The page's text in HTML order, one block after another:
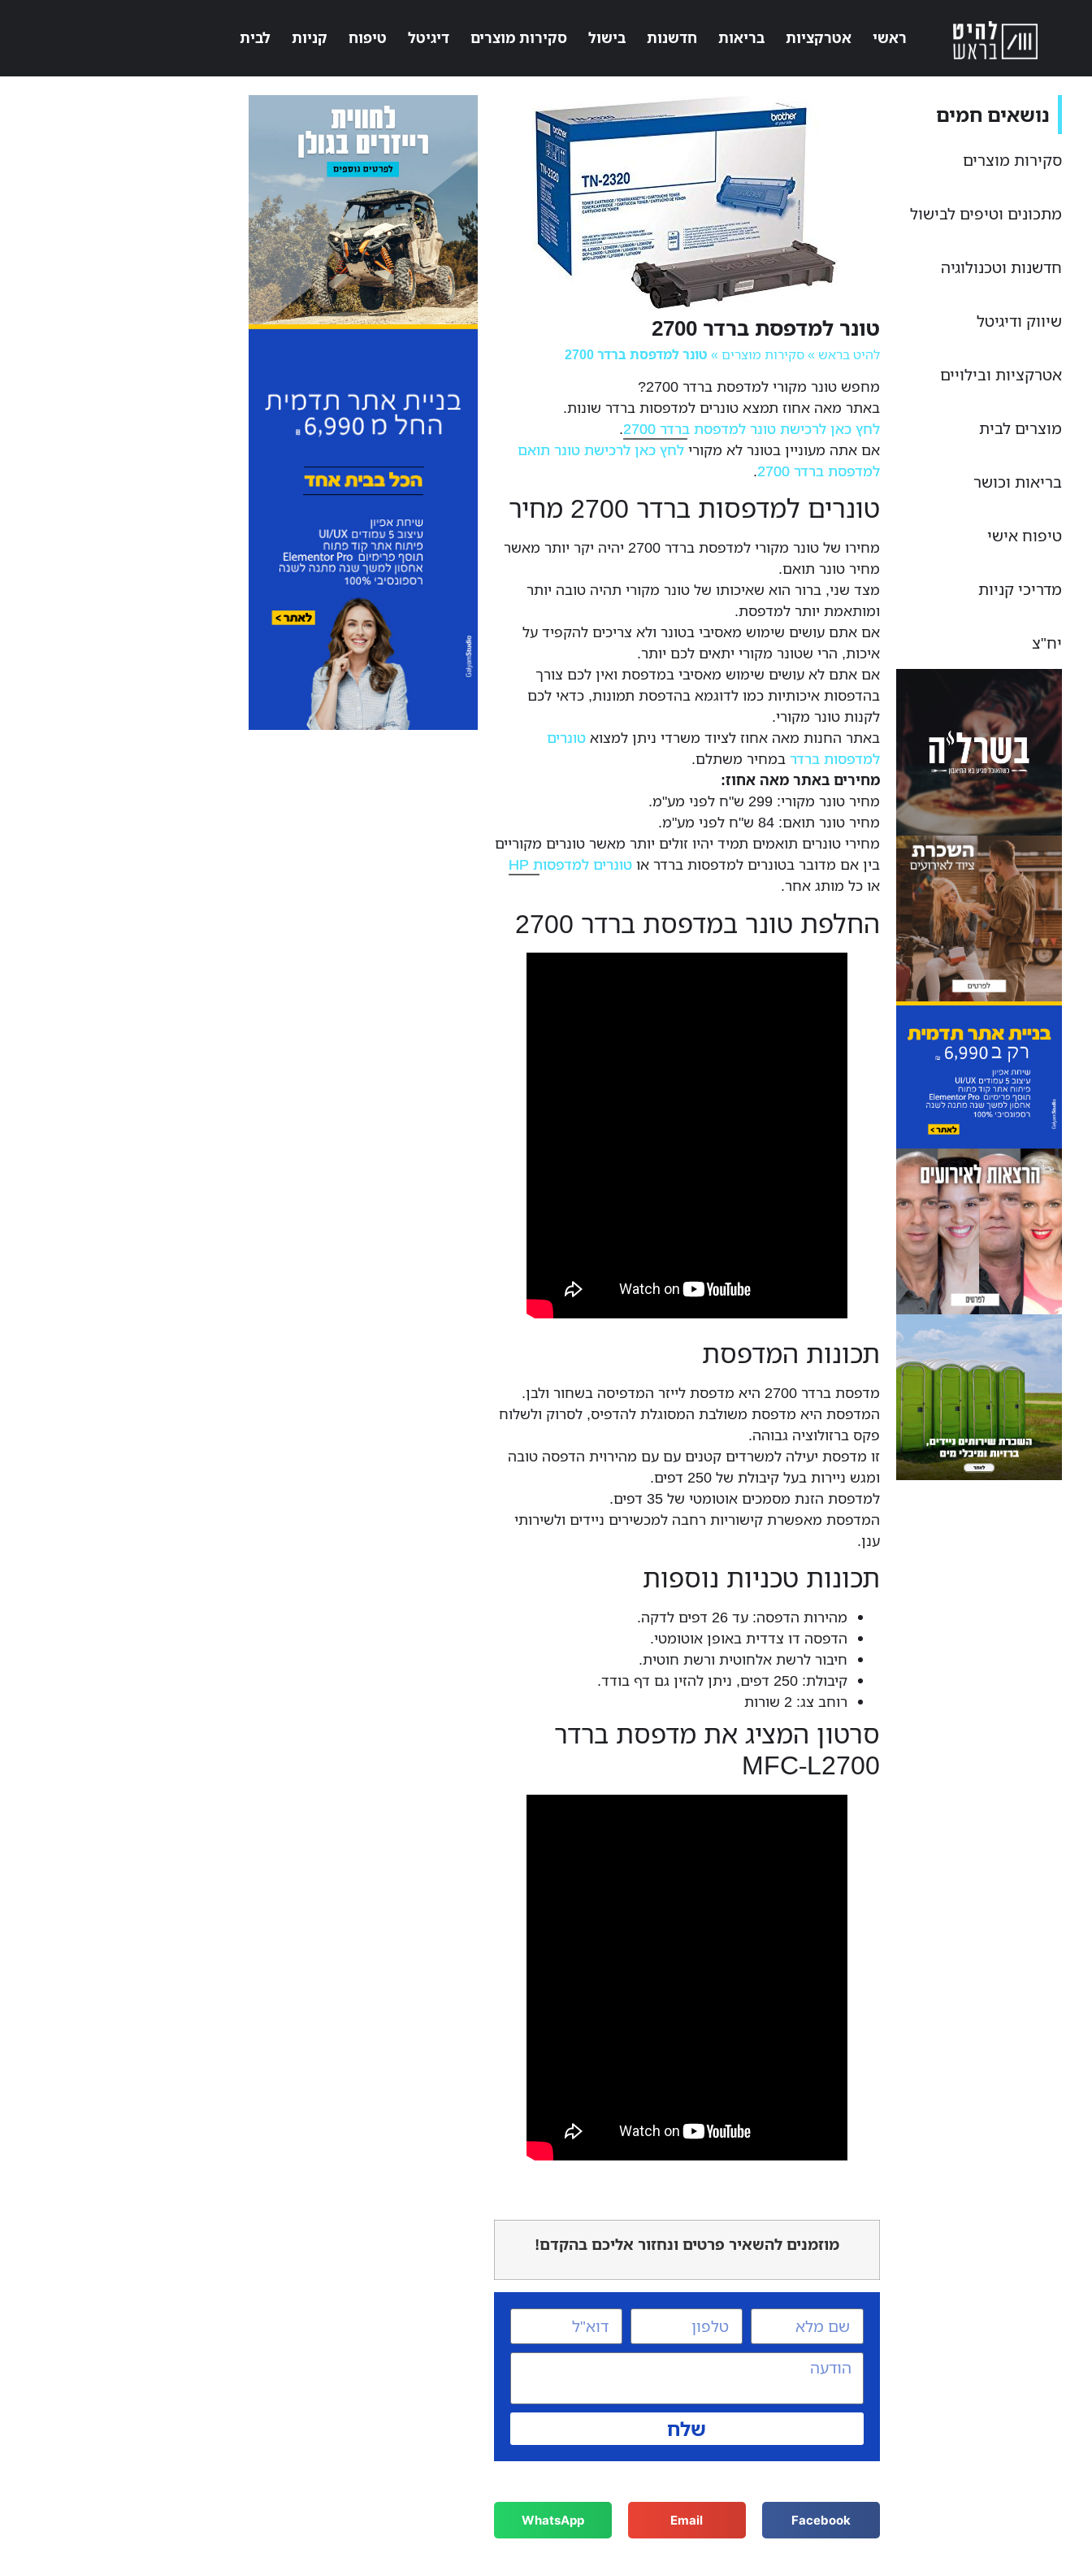
ראשי אטרקציות בריאות חדשנות בישול סקירות מוצרים דיגיטל טיפוח קניות לבית
נושאים חמים
סקירות מוצרים
מתכונים וטיפים לבישול
חדשנות וטכנולוגיה
שיווק ודיגיטל
אטרקציות ובילויים
מוצרים לבית
בריאות וכושר
טיפוח אישי
מדריכי קניות
יח"צ
טונר למדפסת ברדר 2700
להיט בראש »סקירות מוצרים » טונר למדפסת ברדר 2700
מחפש טונר מקורי למדפסת ברדר 2700?
באתר מאה אחוז תמצא טונרים למדפסות ברדר שונות.
לחץ כאן לרכישת טונר למדפסת ברדר 2700
.
אם אתה מעוניין בטונר לא מקורילחץ כאן לרכישת טונר תואם
למדפסת ברדר 2700
.
טונרים למדפסות ברדר 2700 מחיר
מחירו של טונר מקורי למדפסת ברדר 2700 יהיה יקר יותר מאשר
מחיר טונר תואם.
מצד שני, ברור הוא שאיכותו של טונר מקורי תהיה טובה יותר
ומותאמת יותר למדפסת.
אם אתם עושים שימוש מאסיבי בטונר ולא צריכים להקפיד על
איכות, הרי שטונר מקורי יתאים לכם יותר.
אם אתם לא עושים שימוש מאסיבי במדפסת ואין לכם צורך
בהדפסות איכותיות כמו לדוגמא בהדפסת תמונות, כדאי לכם
לקנות טונר מקורי.
באתר החנות מאה אחוז לציוד משרדי ניתן למצואטונרים
למדפסות ברדר במחיר משתלם.
מחירים באתר מאה אחוז:
מחיר טונר מקורי: 299 ש"ח לפני מע"מ.
מחיר טונר תואם: 84 ש"ח לפני מע"מ.
מחירי טונרים תואמים תמיד יהיו זולים יותר מאשר טונרים מקוריים
בין אם מדובר בטונרים למדפסות ברדר אוטונרים למדפסות HP
או כל מותג אחר.
החלפת טונר במדפסת ברדר 2700
תכונות המדפסת
מדפסת ברדר 2700 היא מדפסת לייזר המדפיסה בשחור ולבן.
המדפסת היא מדפסת משולבת המסוגלת להדפיס, לסרוק ולשלוח
פקס ברזולוציה גבוהה.
זו מדפסת יעילה למשרדים קטנים עם עם מהירוית הדפסה טובה
ומגש ניירות בעל קיבולת של 250 דפים.
למדפסת הזנת מסמכים אוטומטי של 35 דפים.
המדפסת מאפשרת קישוריות רחבה למכשירים ניידים ולשירותי
ענן.
תכונות טכניות נוספות
מהירות הדפסה: עד 26 דפים לדקה.
הדפסה דו צדדית באופן אוטומטי.
חיבור לרשת אלחוטית ורשת חוטית.
קיבולת: 250 דפים, ניתן להזין גם דף בודד.
רוחב צג: 2 שורות
סרטון המציג את מדפסת ברדר
MFC-L2700
מוזמנים להשאיר פרטים ונחזור אליכם בהקדם!
שלח
Facebook
Email
WhatsApp